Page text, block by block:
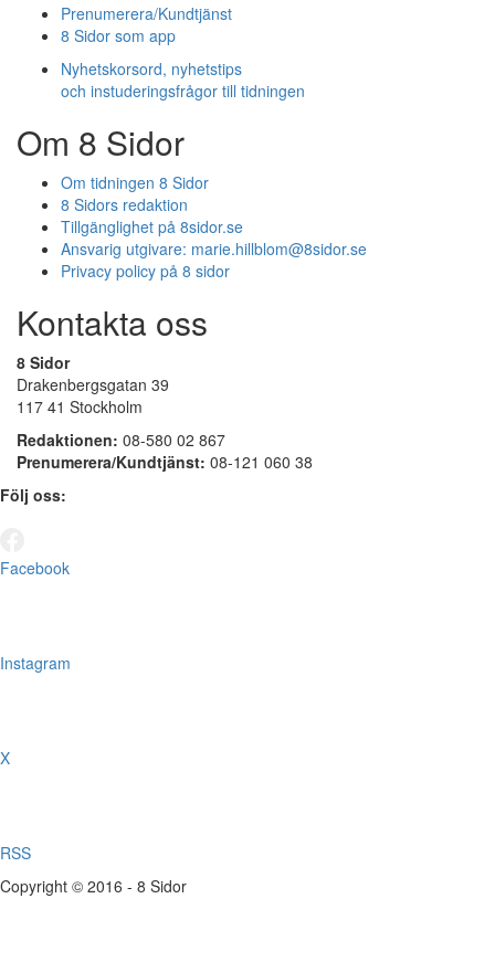
Prenumerera/Kundtjänst
8 Sidor som app
Nyhetskorsord, nyhetstips
och instuderingsfrågor till tidningen
Om 8 Sidor
Om tidningen 8 Sidor
8 Sidors redaktion
Tillgänglighet på 8sidor.se
Ansvarig utgivare: marie.hillblom@8sidor.se
Privacy policy på 8 sidor
Kontakta oss
8 Sidor
Drakenbergsgatan 39
117 41 Stockholm
Redaktionen: 08-580 02 867
Prenumerera/Kundtjänst: 08-121 060 38
Följ oss:
Facebook
Instagram
X
RSS
Copyright © 2016 - 8 Sidor